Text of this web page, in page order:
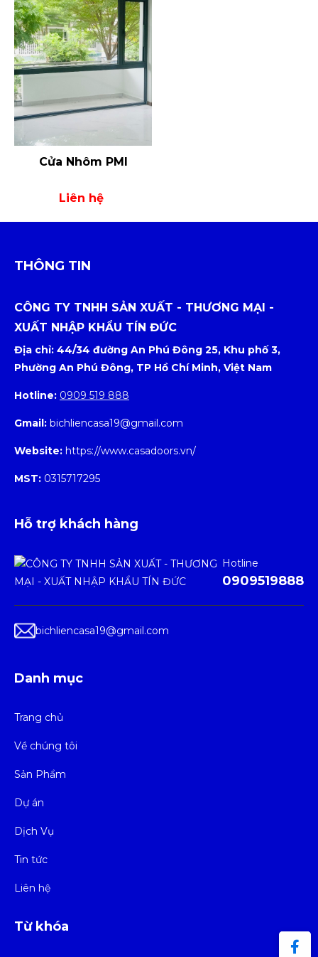
Cửa Nhôm PMI
Liên hệ
THÔNG TIN
CÔNG TY TNHH SẢN XUẤT - THƯƠNG MẠI -
XUẤT NHẬP KHẨU TÍN ĐỨC
Địa chỉ: 44/34 đường An Phú Đông 25, Khu phố 3,
Phường An Phú Đông, TP Hồ Chí Minh, Việt Nam
Hotline: 0909 519 888
Gmail: bichliencasa19@gmail.com
Website: https://www.casadoors.vn/
MST: 0315717295
Hỗ trợ khách hàng
Hotline
0909519888
bichliencasa19@gmail.com
Danh mục
Trang chủ
Về chúng tôi
Sản Phẩm
Dự án
Dịch Vụ
Tin tức
Liên hệ
Từ khóa